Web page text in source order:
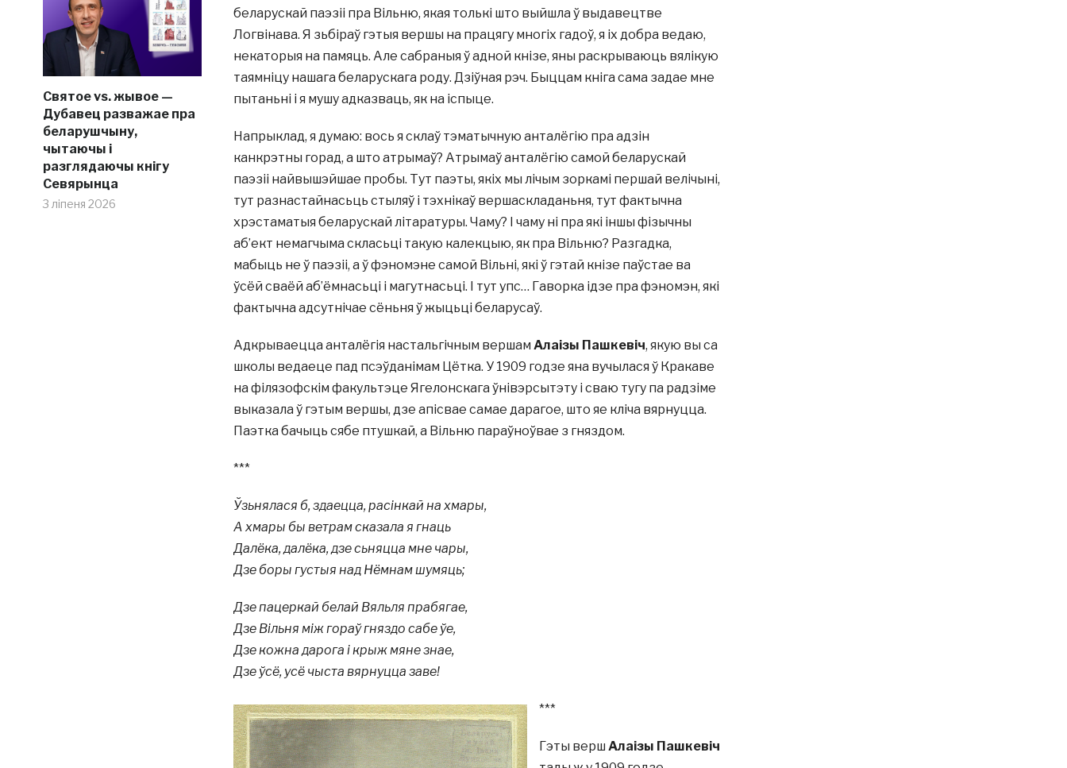
Святое vs. жывое —
Дубавец разважае пра
беларушчыну,
чытаючы і
разглядаючы кнігу
Севярынца
3 ліпеня 2026
беларускай паэзіі пра Вільню, якая толькі што выйшла ў выдавецтве
Логвінава. Я зьбіраў гэтыя вершы на працягу многіх гадоў, я іх добра ведаю,
некаторыя на памяць. Але сабраныя ў адной кнізе, яны раскрываюць вялікую
таямніцу нашага беларускага роду. Дзіўная рэч. Быццам кніга сама задае мне
пытаньні і я мушу адказваць, як на іспыце.
Напрыклад, я думаю: вось я склаў тэматычную анталёгію пра адзін
канкрэтны горад, а што атрымаў? Атрымаў анталёгію самой беларускай
паэзіі найвышэйшае пробы. Тут паэты, якіх мы лічым зоркамі першай велічыні,
тут разнастайнасьць стыляў і тэхнікаў вершаскладаньня, тут фактычна
хрэстаматыя беларускай літаратуры. Чаму? І чаму ні пра які іншы фізычны
аб’ект немагчыма скласьці такую калекцыю, як пра Вільню? Разгадка,
мабыць не ў паэзіі, а ў фэномэне самой Вільні, які ў гэтай кнізе паўстае ва
ўсёй сваёй аб’ёмнасьці і магутнасьці. І тут упс… Гаворка ідзе пра фэномэн, які
фактычна адсутнічае сёньня ў жыцьці беларусаў.
Адкрываецца анталёгія настальгічным вершам Алаізы Пашкевіч, якую вы са
школы ведаеце пад псэўданімам Цётка. У 1909 годзе яна вучылася ў Кракаве
на філязофскім факультэце Ягелонскага ўнівэрсытэту і сваю тугу па радзіме
выказала ў гэтым вершы, дзе апісвае самае дарагое, што яе кліча вярнуцца.
Паэтка бачыць сябе птушкай, а Вільню параўноўвае з гняздом.
***
Ўзьнялася б, здаецца, расiнкай на хмары,
А хмары бы ветрам сказала я гнаць
Далёка, далёка, дзе сьняцца мне чары,
Дзе боры густыя над Нёмнам шумяць;
Дзе пацеркай белай Вяльля прабягае,
Дзе Вiльня мiж гораў гняздо сабе ўе,
Дзе кожна дарога i крыж мяне знае,
Дзе ўсё, усё чыста вярнуцца заве!
***
Гэты верш Алаізы Пашкевіч